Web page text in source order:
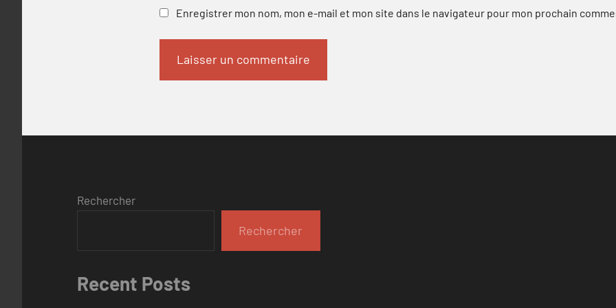
Enregistrer mon nom, mon e-mail et mon site dans le navigateur pour mon prochain
Rechercher
Rechercher
Recent Posts